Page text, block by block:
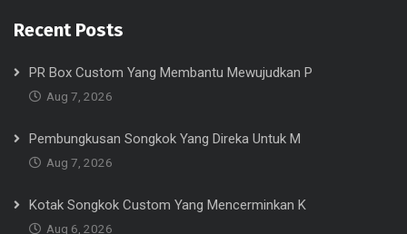
Recent Posts
PR Box Custom Yang Membantu Mewujudkan P
Aug 7, 2026
Pembungkusan Songkok Yang Direka Untuk M
Aug 7, 2026
Kotak Songkok Custom Yang Mencerminkan K
Aug 6, 2026